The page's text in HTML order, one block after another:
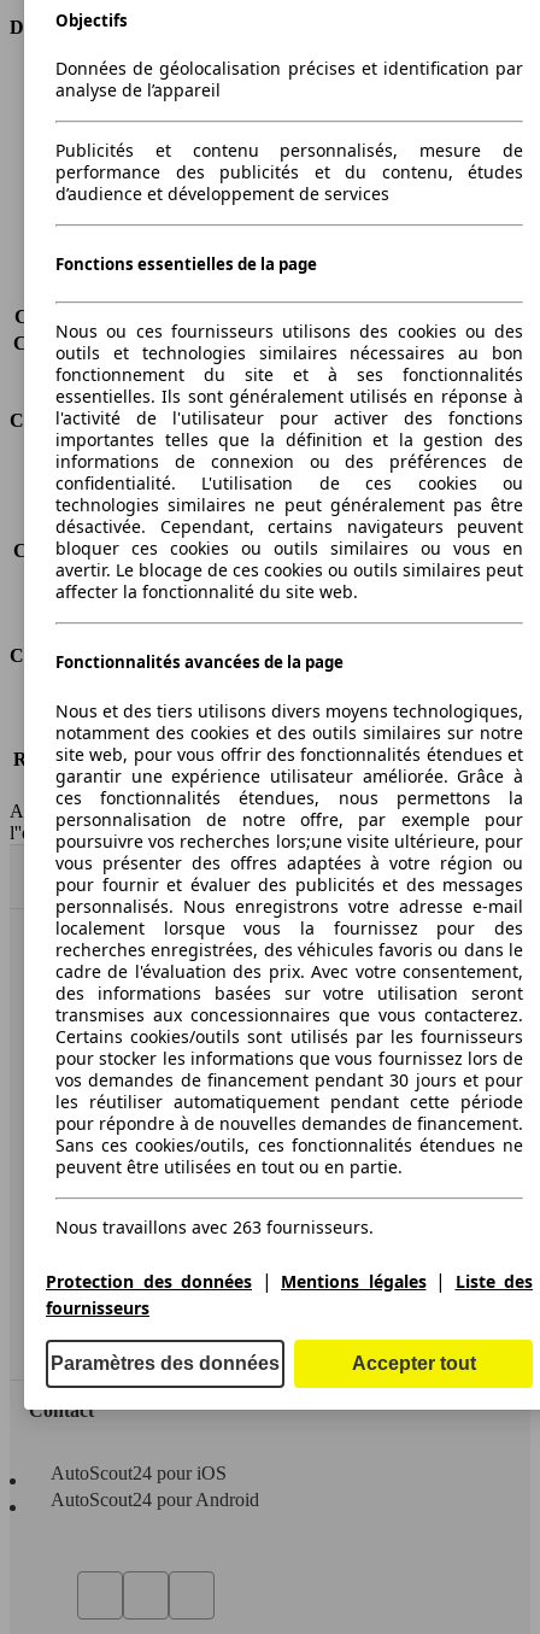
Dimensions
Longueur
3917 mm
Hauteur
Empattement
2486 mm
Poids maximum
1590 kg
Charge maximale
Sièges
Capacité de remorquage (sans freins)
Capacité de remorquage (avec freins) -
Volume du coffre
284 - 613 l
Consommation
Émissions de CO2*
179 g/km (komb.)
Consommation (ville)
10.4 l/100km
Consommation (route)
5.7 l/100km
Consommation (combinée)*
7.4 l/100km
Classe d'émissions
pas d'information
Capacité du réservoir
45 l
Classes d'assurance
Tous risques
-
Risques partiels
-
Responsabilité civile -
HSN/TSN
MFD16x1Cxxxx/n.c.
AutoScout24 France SAS décline toute responsabilité concernant
l''exactitude des indications fournies.
Haut
AutoScout24: la plus grande plateforme en ligne de
voitures en Europe
AutoScout24
A propos d'AutoScout24
Conditions d'utilisation
Informations légales
Protection des données
Service
Espace Pro
Contact
AutoScout24 pour iOS
AutoScout24 pour Android
Objectifs
Données de géolocalisation précises et identification par
analyse de l’appareil
Publicités et contenu personnalisés, mesure de
performance des publicités et du contenu, études
d’audience et développement de services
Fonctions essentielles de la page
Nous ou ces fournisseurs utilisons des cookies ou des
outils et technologies similaires nécessaires au bon
fonctionnement du site et à ses fonctionnalités
essentielles. Ils sont généralement utilisés en réponse à
l'activité de l'utilisateur pour activer des fonctions
importantes telles que la définition et la gestion des
informations de connexion ou des préférences de
confidentialité. L'utilisation de ces cookies ou
technologies similaires ne peut généralement pas être
désactivée. Cependant, certains navigateurs peuvent
bloquer ces cookies ou outils similaires ou vous en
avertir. Le blocage de ces cookies ou outils similaires peut
affecter la fonctionnalité du site web.
Fonctionnalités avancées de la page
Nous et des tiers utilisons divers moyens technologiques,
notamment des cookies et des outils similaires sur notre
site web, pour vous offrir des fonctionnalités étendues et
garantir une expérience utilisateur améliorée. Grâce à
ces fonctionnalités étendues, nous permettons la
personnalisation de notre offre, par exemple pour
poursuivre vos recherches lors;une visite ultérieure, pour
vous présenter des offres adaptées à votre région ou
pour fournir et évaluer des publicités et des messages
personnalisés. Nous enregistrons votre adresse e-mail
localement lorsque vous la fournissez pour des
recherches enregistrées, des véhicules favoris ou dans le
cadre de l'évaluation des prix. Avec votre consentement,
des informations basées sur votre utilisation seront
transmises aux concessionnaires que vous contacterez.
Certains cookies/outils sont utilisés par les fournisseurs
pour stocker les informations que vous fournissez lors de
vos demandes de financement pendant 30 jours et pour
les réutiliser automatiquement pendant cette période
pour répondre à de nouvelles demandes de financement.
Sans ces cookies/outils, ces fonctionnalités étendues ne
peuvent être utilisées en tout ou en partie.
Nous travaillons avec 263 fournisseurs.
Protection des données | Mentions légales|
Liste des
fournisseurs
Paramètres des données Accepter tout